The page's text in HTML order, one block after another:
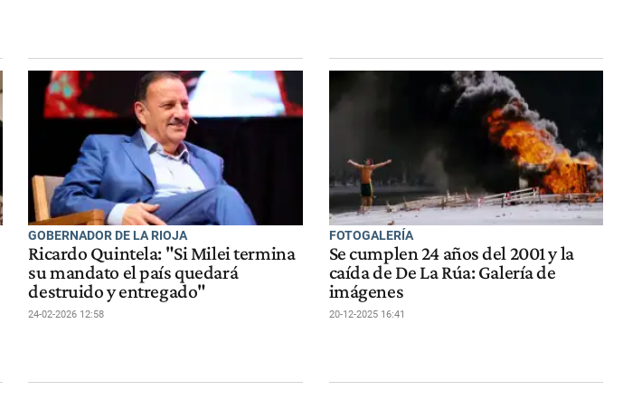
GOBERNADOR DE LA RIOJA
Ricardo Quintela: "Si Milei termina
su mandato el país quedará
destruido y entregado"
24-02-2026 12:58
FOTOGALERÍA
Se cumplen 24 años del 2001 y la
caída de De La Rúa: Galería de
imágenes
20-12-2025 16:41